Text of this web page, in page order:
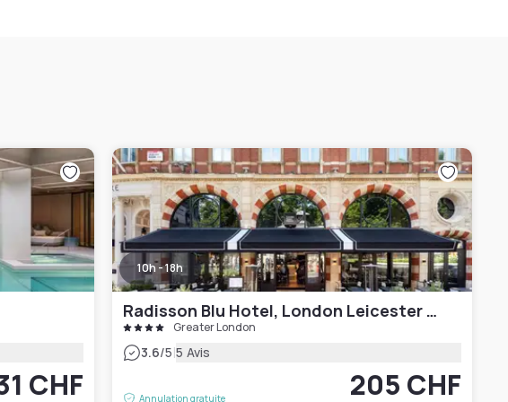
CHF
10h - 18h
Radisson Blu Hotel, London Leicester Square
Greater London
3.6/5|5 Avis
Annulation gratuite 205 CHF